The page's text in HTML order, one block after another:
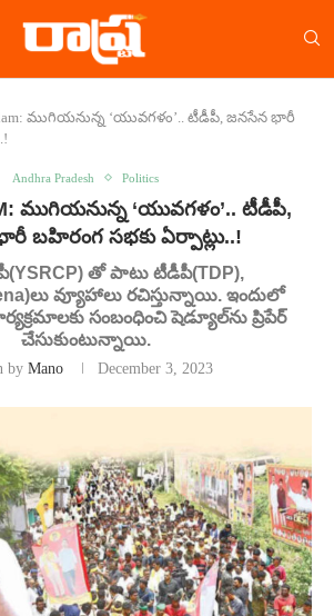
ముగియనున్న ‘యువగళం’.. టీడీపీ, జనసేన భారీ
Andhra Pradesh Politics
ముగియనున్న ‘యువగళం’.. టీడీపీ,
బహిరంగ సభకు ఏర్పాట్లు..!
తో పాటు టీడీపీ(TDP),
వ్యూహాలు రచిస్తున్నాయి. ఇందులో
సంబంధించి షెడ్యూల్‌ను ప్రిపేర్
చేసుకుంటున్నాయి.
by Mano December 3, 2023